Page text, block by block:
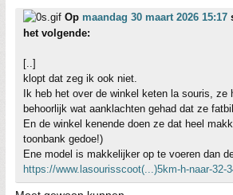
Op maandag 30 maart 2026 15:17
het volgende:
[..]
klopt dat zeg ik ook niet.
Ik heb het over de winkel keten la souris, ze
behoorlijk wat aanklachten gehad dat ze
En de winkel kenende doen ze dat heel
toonbank gedoe!)
Ene model is makkelijker op te voeren dan
https://www.lasourisscoot(...)5km-h-naar-32-